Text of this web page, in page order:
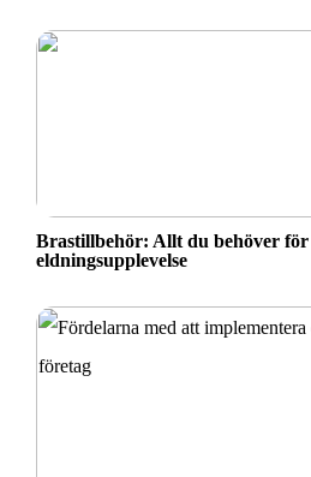
Brastillbehör: Allt du behöver
eldningsupplevelse